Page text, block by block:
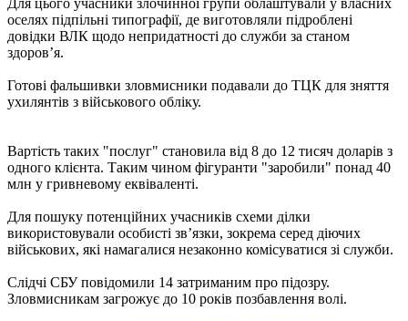
оселях підпільні типографії, де виготовляли підроблені
довідки ВЛК щодо непридатності до служби за станом
здоров’я.
Готові фальшивки зловмисники подавали до ТЦК для зняття
ухилянтів з військового обліку.
Вартість таких "послуг" становила від 8 до 12 тисяч доларів з
одного клієнта. Таким чином фігуранти "заробили" понад 40
млн у гривневому еквіваленті.
Для пошуку потенційних учасників схеми ділки
використовували особисті зв’язки, зокрема серед діючих
військових, які намагалися незаконно комісуватися зі служби.
Слідчі СБУ повідомили 14 затриманим про підозру.
Зловмисникам загрожує до 10 років позбавлення волі.